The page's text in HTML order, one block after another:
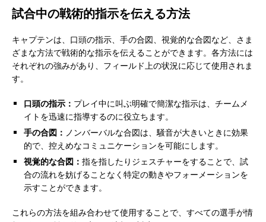
試合中の戦術的指示を伝える方法
キャプテンは、口頭の指示、手の合図、視覚的な合図など、さま
ざまな方法で戦術的な指示を伝えることができます。各方法には
それぞれの強みがあり、フィールド上の状況に応じて使用されま
す。
口頭の指示： プレイ中に叫ぶ明確で簡潔な指示は、チームメ
イトを迅速に指導するのに役立ちます。
手の合図： ノンバーバルな合図は、騒音が大きいときに効果
的で、控えめなコミュニケーションを可能にします。
視覚的な合図： 指を指したりジェスチャーをすることで、試
合の流れを妨げることなく特定の動きやフォーメーションを
示すことができます。
これらの方法を組み合わせて使用することで、すべての選手が情